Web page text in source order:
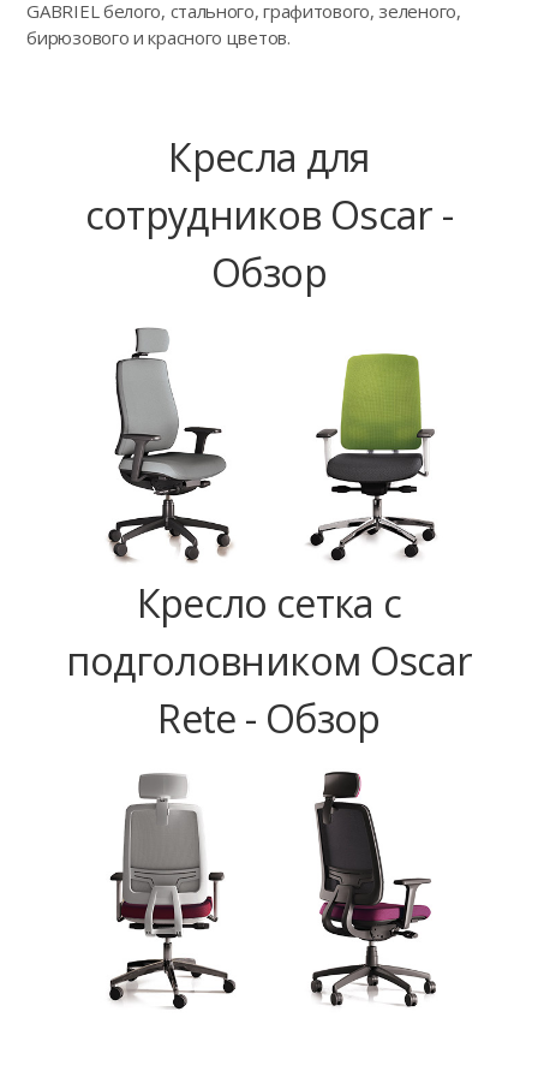
GABRIEL белого, стального, графитового, зеленого,
бирюзового и красного цветов.
Кресла для
сотрудников Oscar -
Обзор
Кресло сетка с
подголовником Oscar
Rete - Обзор